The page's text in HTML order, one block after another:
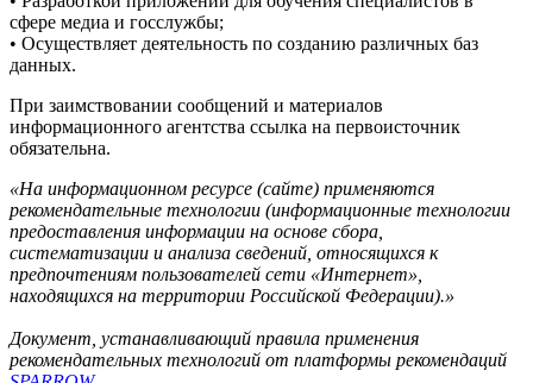
сфере медиа и госслужбы;
• Осуществляет деятельность по созданию различных баз
данных.
При заимствовании сообщений и материалов
информационного агентства ссылка на первоисточник
обязательна.
«На информационном ресурсе (сайте) применяются
рекомендательные технологии (информационные технологии
предоставления информации на основе сбора,
систематизации и анализа сведений, относящихся к
предпочтениям пользователей сети «Интернет»,
находящихся на территории Российской Федерации).»
Документ, устанавливающий правила применения
рекомендательных технологий от платформы рекомендаций